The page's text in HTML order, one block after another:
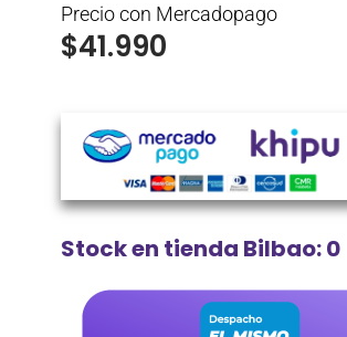
Precio con Mercadopago
$41.990
Stock en tienda Bilbao: 0